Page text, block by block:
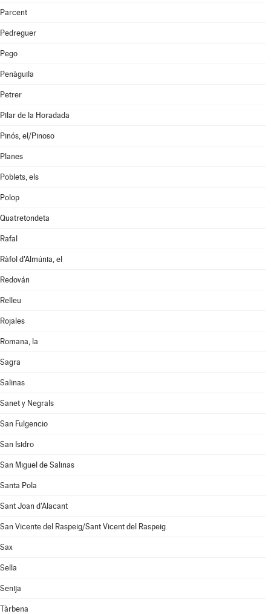
Parcent
Pedreguer
Pego
Penàguila
Petrer
Pilar de la Horadada
Pinós, el/Pinoso
Planes
Poblets, els
Polop
Quatretondeta
Rafal
Ràfol d'Almúnia, el
Redován
Relleu
Rojales
Romana, la
Sagra
Salinas
Sanet y Negrals
San Fulgencio
San Isidro
San Miguel de Salinas
Santa Pola
Sant Joan d'Alacant
San Vicente del Raspeig/Sant Vicent del Raspeig
Sax
Sella
Senija
Tàrbena